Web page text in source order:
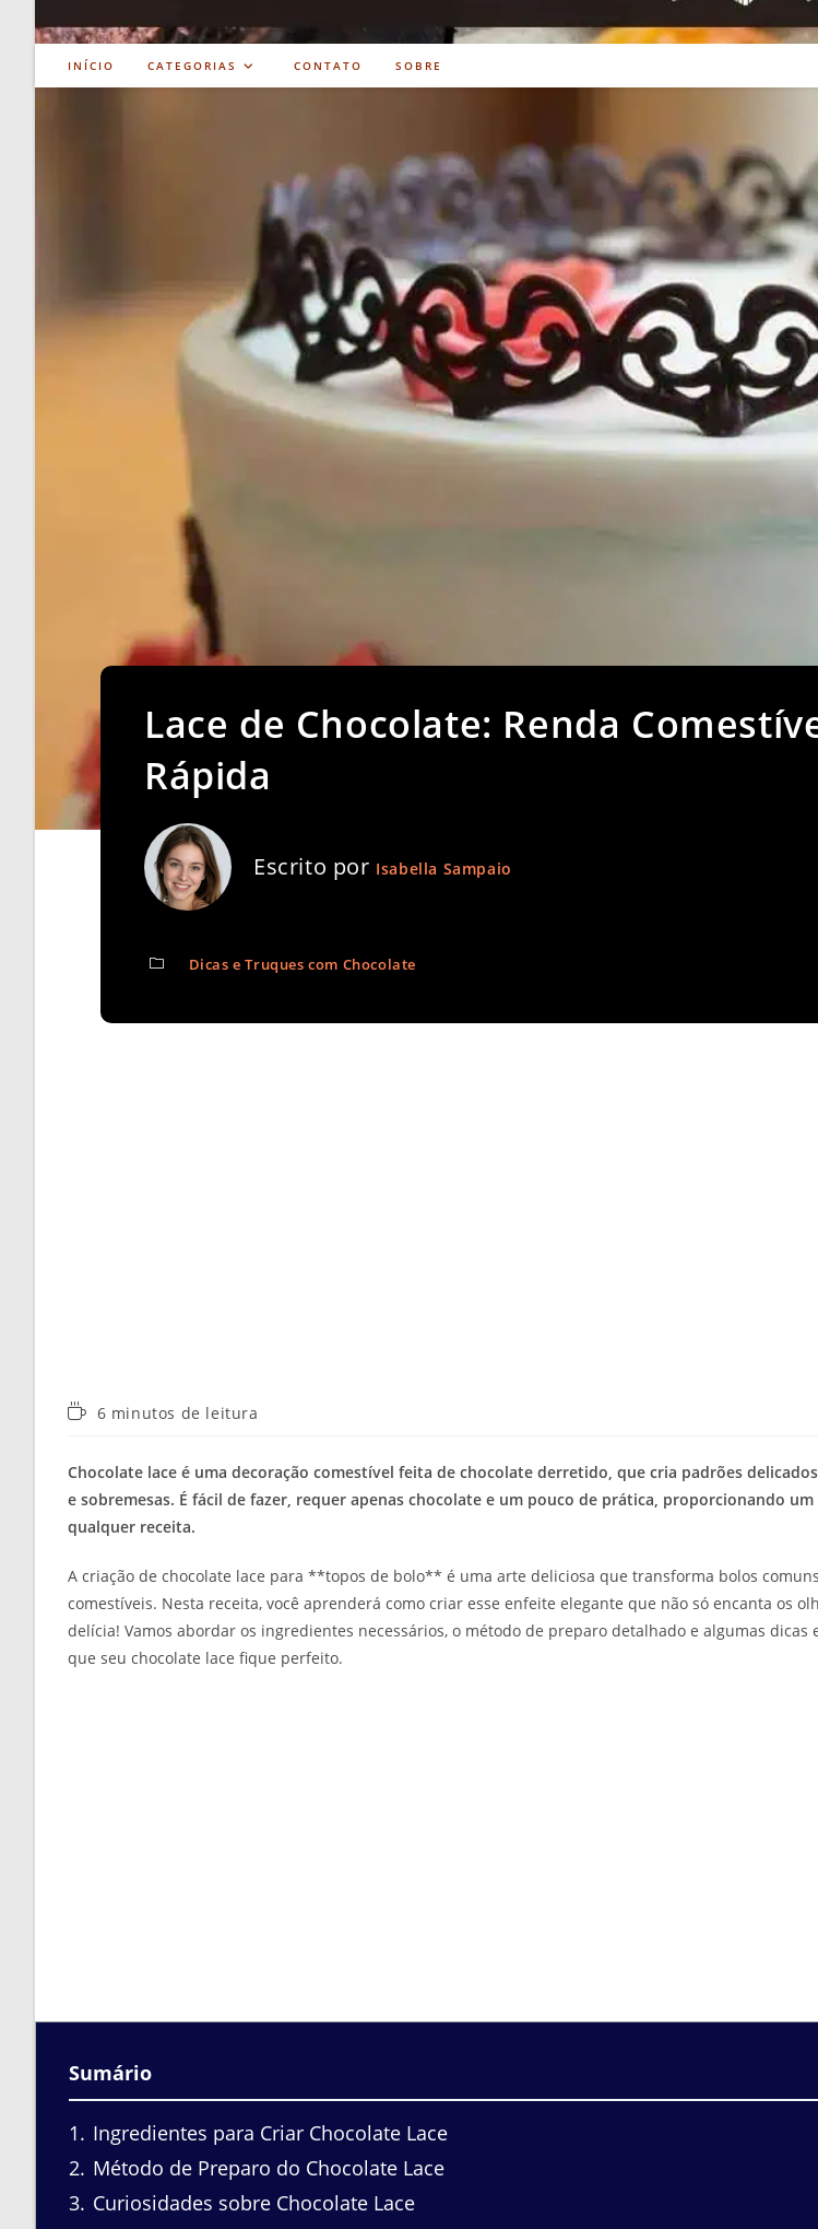
INÍCIO CATEGORIAS CONTATO SOBRE
Lace de Chocolate: Renda
Rápida
Escrito por Isabella Sampaio
Dicas e Truques com Chocolate
Tempo6 minutos de leitura
Chocolate lace é uma decoração comestível feita de chocolate derretido, que cria padrões
e sobremesas. É fácil de fazer, requer apenas chocolate e um pouco de prática, proporcionando
qualquer receita.
A criação de chocolate lace para **topos de bolo** é uma arte deliciosa que transforma bolos
comestíveis. Nesta receita, você aprenderá como criar esse enfeite elegante que não só encanta os
delícia! Vamos abordar os ingredientes necessários, o método de preparo detalhado e algumas dicas
que seu chocolate lace fique perfeito.
Sumário
1
Ingredientes para Criar Chocolate Lace
2 Método de Preparo do Chocolate Lace
3 Curiosidades sobre Chocolate Lace